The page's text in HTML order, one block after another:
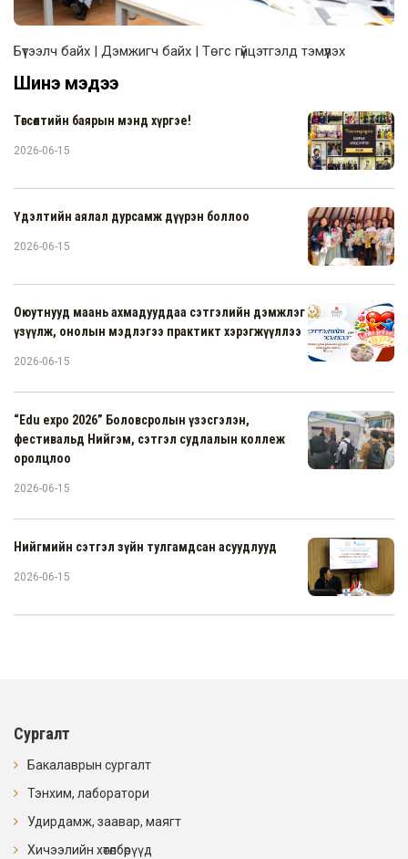
Бүтээлч байх | Дэмжигч байх | Төгс гүйцэтгэлд тэмүүлэх
Шинэ мэдээ
Төгсөлтийн баярын мэнд хүргэе!
2026-06-15
Үдэлтийн аялал дурсамж дүүрэн боллоо
2026-06-15
Оюутнууд маань ахмадууддаа сэтгэлийн дэмжлэг
үзүүлж, онолын мэдлэгээ практикт хэрэгжүүллээ
2026-06-15
“Edu expo 2026” Боловсролын үзэсгэлэн,
фестивальд Нийгэм, сэтгэл судлалын коллеж
оролцлоо
2026-06-15
Нийгмийн сэтгэл зүйн тулгамдсан асуудлууд
2026-06-15
Сургалт
Бакалаврын сургалт
Тэнхим, лаборатори
Удирдамж, заавар, маягт
Хичээлийн хөтөлбөрүүд